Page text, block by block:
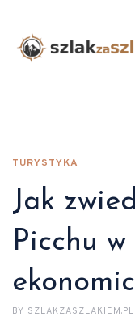
TURYSTYKA
Jak
Picchu w
BY SZLAKZASZLAKIEM.PL